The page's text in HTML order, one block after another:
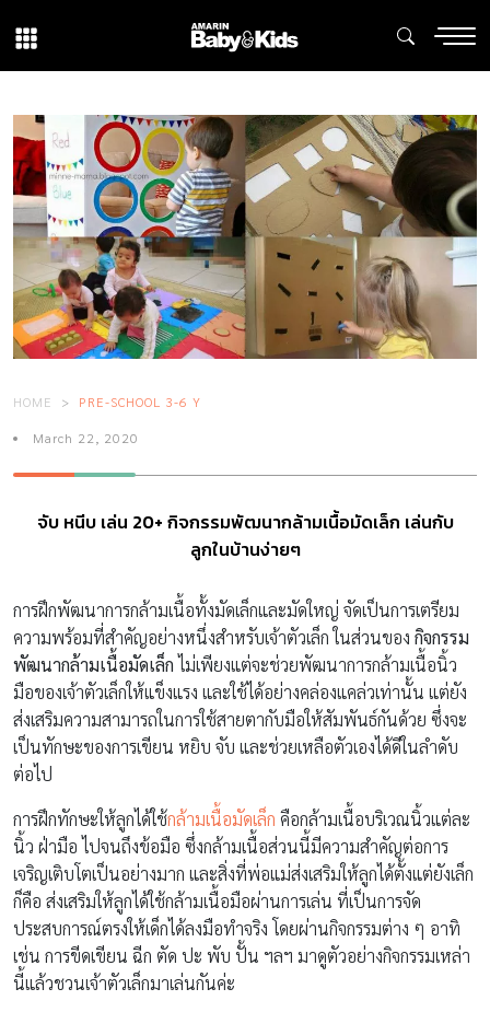
HOME PRE-SCHOOL 3-6 Y
March 22, 2020
จับ หนีบ เล่น 20+ กิจกรรมพัฒนากล้ามเนื้อมัดเล็ก เล่นกับ
ลูกในบ้านง่ายๆ
การฝึกพัฒนาการกล้ามเนื้อทั้งมัดเล็กและมัดใหญ่ จัดเป็นการเตรียม
ความพร้อมที่สําคัญอย่างหนึ่งสําหรับเจ้าตัวเล็ก ในส่วนของ กิจกรรม
พัฒนากล้ามเนื้อมัดเล็กไม่เพียงแต่จะช่วยพัฒนาการกล้ามเนื้อนิ้ว
มือของเจ้าตัวเล็กให้แข็งแรง และใช้ได้อย่างคล่องแคล่วเท่านั้น แต่ยัง
ส่งเสริมความสามารถในการใช้สายตากับมือให้สัมพันธ์กันด้วย ซึ่งจะ
เป็นทักษะของการเขียน หยิบ จับ และช่วยเหลือตัวเองได้ดีในลำดับ
ต่อไป
การฝึกทักษะให้ลูกได้ใช้กล้ามเนื้อมัดเล็ก คือกล้ามเนื้อบริเวณนิ้วแต่ละ
นิ้ว ฝ่ามือ ไปจนถึงข้อมือ ซึ่งกล้ามเนื้อส่วนนี้มีความสำคัญต่อการ
เจริญเติบโตเป็นอย่างมาก และสิ่งที่พ่อแม่ส่งเสริมให้ลูกได้ตั้งแต่ยังเล็ก
ก็คือ ส่งเสริมให้ลูกได้ใช้กล้ามเนื้อมือผ่านการเล่น ที่เป็นการจัด
ประสบการณ์ตรงให้เด็กได้ลงมือทำจริง โดยผ่านกิจกรรมต่าง ๆ อาทิ
เช่น การขีดเขียน ฉีก ตัด ปะ พับ ปั้น ฯลฯ มาดูตัวอย่างกิจกรรมเหล่า
นี้แล้วชวนเจ้าตัวเล็กมาเล่นกันค่ะ